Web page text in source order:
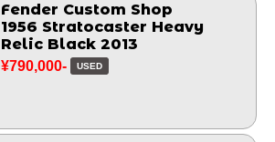
Fender Custom Shop
1956 Stratocaster Heavy
Relic Black 2013
¥790,000- USED